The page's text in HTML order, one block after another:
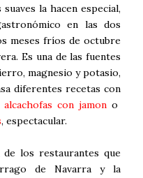
la hacen especial,
en las dos
meses fríos de octubre
Es una de las fuentes
magnesio y potasio,
diferentes recetas con
alcachofas con jamon o
, espectacular.
de los restaurantes que
de Navarra y la